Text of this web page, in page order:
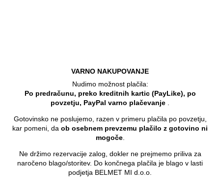
VARNO NAKUPOVANJE
Nudimo možnost plačila:
Po predračunu, preko kreditnih kartic (PayLike), po
povzetju, PayPal varno plačevanje .
Gotovinsko ne poslujemo, razen v primeru plačila po povzetju,
kar pomeni, da ob osebnem prevzemu plačilo z gotovino ni
mogoče.
Ne držimo rezervacije zalog, dokler ne prejmemo priliva za
naročeno blago/storitev. Do končnega plačila je blago v lasti
podjetja BELMET MI d.o.o.